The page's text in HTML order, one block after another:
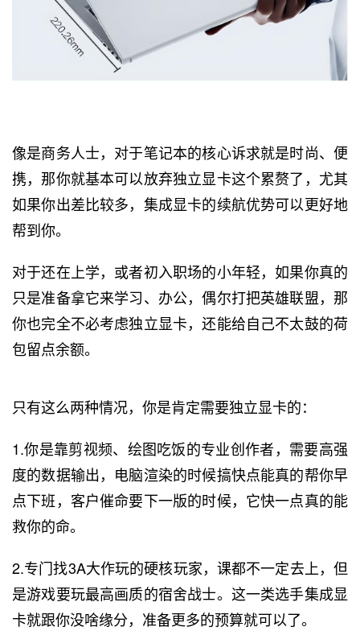
像是商务人士，对于笔记本的核心诉求就是时尚、便
携，那你就基本可以放弃独立显卡这个累赘了，尤其
如果你出差比较多，集成显卡的续航优势可以更好地
帮到你。
对于还在上学，或者初入职场的小年轻，如果你真的
只是准备拿它来学习、办公，偶尔打把英雄联盟，那
你也完全不必考虑独立显卡，还能给自己不太鼓的荷
包留点余额。
只有这么两种情况，你是肯定需要独立显卡的：
1.你是靠剪视频、绘图吃饭的专业创作者，需要高强
度的数据输出，电脑渲染的时候搞快点能真的帮你早
点下班，客户催命要下一版的时候，它快一点真的能
救你的命。
2.专门找3A大作玩的硬核玩家，课都不一定去上，但
是游戏要玩最高画质的宿舍战士。这一类选手集成显
卡就跟你没啥缘分，准备更多的预算就可以了。